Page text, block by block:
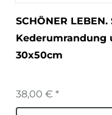
SCHÖNER
Kederumrandung
30x50cm
38,00 € *